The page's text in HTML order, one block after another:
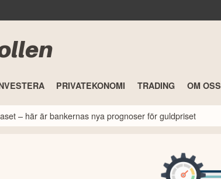
PRIVATEKONOMI TRADING OM OSS
– här är bankernas nya prognoser för guldpriset